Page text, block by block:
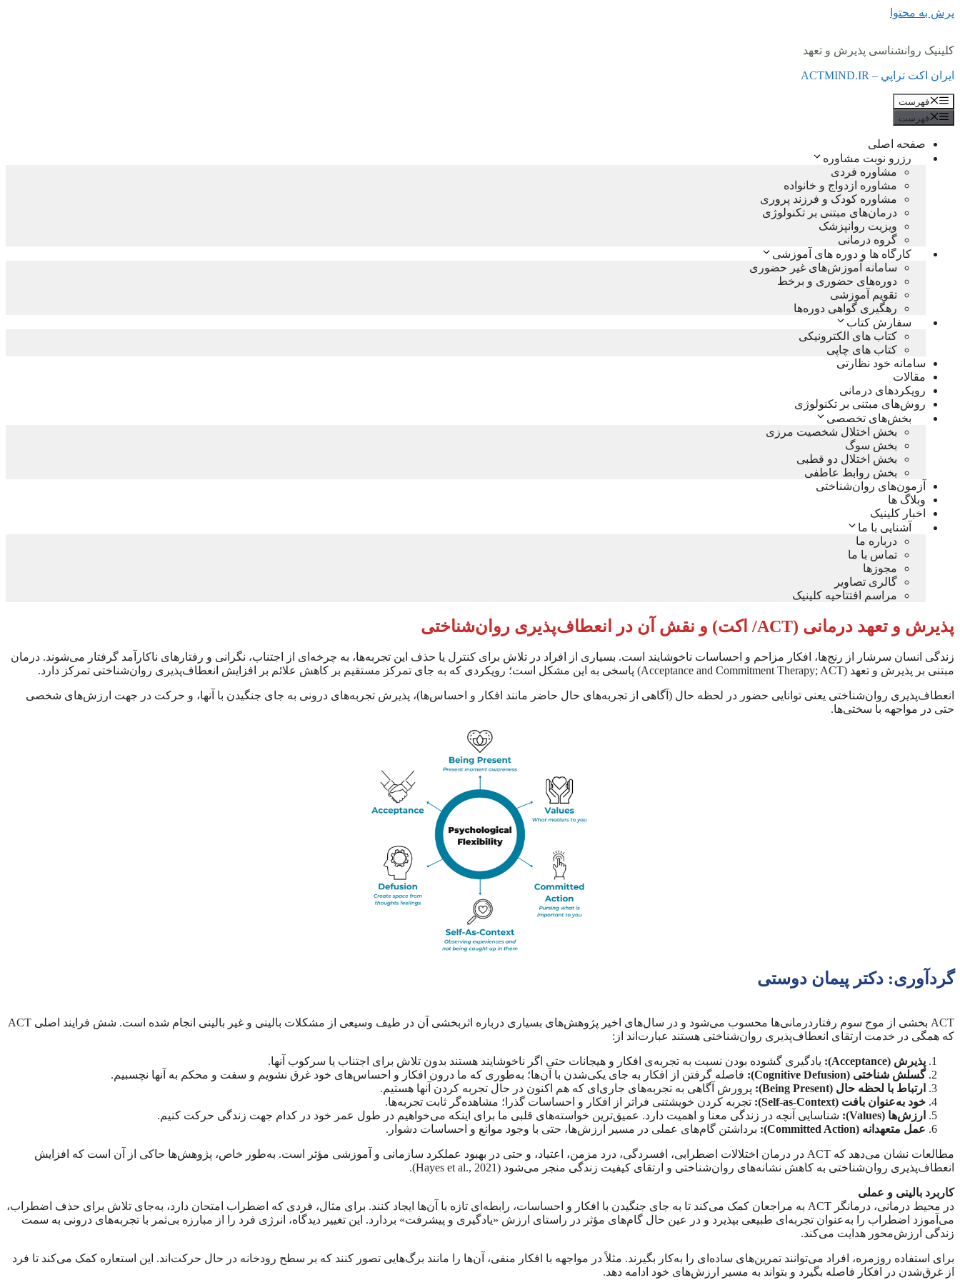
پرش به محتوا
کلینیک روانشناسی پذیرش و تعهد
ايران اكت تراپي – ACTMIND.IR
فهرست
فهرست
صفحه اصلی
رزرو نوبت مشاوره
مشاوره فردی
مشاوره ازدواج و خانواده
مشاوره کودک و فرزند پروری
درمان‌های مبتنی بر تکنولوژی
ویزیت روانپزشک
گروه درمانی
کارگاه ها و دوره های آموزشی
سامانه آموزش‌های غیر حضوری
دوره‌های حضوری و برخط
تقویم آموزشی
رهگیری گواهی دوره‌ها
سفارش کتاب
کتاب های الکترونیکی
کتاب های چاپی
سامانه خود نظارتی
مقالات
رویکردهای درمانی
روش‌های مبتنی بر تکنولوژی
بخش‌های تخصصی
بخش اختلال شخصیت مرزی
بخش سوگ
بخش اختلال دو قطبی
بخش روابط عاطفی
آزمون‌های روان‌شناختی
وبلاگ ها
اخبار کلینیک
آشنایی با ما
درباره ما
تماس با ما
مجوزها
گالری تصاویر
مراسم افتتاحیه کلینیک
پذیرش و تعهد درمانی (ACT/ اکت) و نقش آن در انعطاف‌پذیری روان‌شناختی
زندگی انسان سرشار از رنج‌ها، افکار مزاحم و احساسات ناخوشایند است. بسیاری از افراد در تلاش برای کنترل یا حذف این تجربه‌ها، به چرخه‌ای از اجتناب، نگرانی و رفتارهای ناکارآمد گرفتار می‌شوند. درمان
مبتنی بر پذیرش و تعهد (Acceptance and Commitment Therapy; ACT) پاسخی به این مشکل است؛ رویکردی که به جای تمرکز مستقیم بر کاهش علائم بر افزایش انعطاف‌پذیری روان‌شناختی تمرکز دارد.
انعطاف‌پذیری روان‌شناختی یعنی توانایی حضور در لحظه حال (آگاهی از تجربه‌های حال حاضر مانند افکار و احساس‌ها)، پذیرش تجربه‌های درونی به جای جنگیدن با آنها، و حرکت در جهت ارزش‌های شخصی
حتی در مواجهه با سختی‌ها.
گردآوری: دکتر پیمان دوستی
ACT بخشی از موج سوم رفتاردرمانی‌ها محسوب می‌شود و در سال‌های اخیر پژوهش‌های بسیاری درباره اثربخشی آن در طیف وسیعی از مشکلات بالینی و غیر بالینی انجام شده است. شش فرایند اصلی ACT
که همگی در خدمت ارتقای انعطاف‌پذیری روان‌شناختی هستند عبارت‌اند از:
پذیرش (Acceptance):
یادگیری گشوده بودن نسبت به تجربه‌ی افکار و هیجانات حتی اگر ناخوشایند هستند بدون تلاش برای اجتناب یا سرکوب آنها.
گسلش شناختی (Cognitive Defusion):
فاصله گرفتن از افکار به جای یکی‌شدن با آن‌ها؛ به‌طوری که ما درون افکار و احساس‌های خود غرق نشویم و سفت و محکم به آنها نچسبیم.
ارتباط با لحظه حال (Being Present):
پرورش آگاهی به تجربه‌های جاری‌ای که هم اکنون در حال تجربه کردن آنها هستیم.
خود به‌عنوان بافت (Self-as-Context):
تجربه کردن خویشتنی فراتر از افکار و احساسات گذرا؛ مشاهده‌گر ثابت تجربه‌ها.
ارزش‌ها (Values):
شناسایی آنچه در زندگی معنا و اهمیت دارد. عمیق‌ترین خواسته‌های قلبی ما برای اینکه می‌خواهیم در طول عمر خود در کدام جهت زندگی حرکت کنیم.
عمل متعهدانه (Committed Action):
برداشتن گام‌های عملی در مسیر ارزش‌ها، حتی با وجود موانع و احساسات دشوار.
مطالعات نشان می‌دهد که ACT در درمان اختلالات اضطرابی، افسردگی، درد مزمن، اعتیاد، و حتی در بهبود عملکرد سازمانی و آموزشی مؤثر است. به‌طور خاص، پژوهش‌ها حاکی از آن است که افزایش
انعطاف‌پذیری روان‌شناختی به کاهش نشانه‌های روان‌شناختی و ارتقای کیفیت زندگی منجر می‌شود (Hayes et al., 2021).
کاربرد بالینی و عملی
در محیط درمانی، درمانگر ACT به مراجعان کمک می‌کند تا به جای جنگیدن با افکار و احساسات، رابطه‌ای تازه با آن‌ها ایجاد کنند. برای مثال، فردی که اضطراب امتحان دارد، به‌جای تلاش برای حذف اضطراب،
می‌آموزد اضطراب را به‌عنوان تجربه‌ای طبیعی بپذیرد و در عین حال گام‌های مؤثر در راستای ارزش «یادگیری و پیشرفت» بردارد. این تغییر دیدگاه، انرژی فرد را از مبارزه بی‌ثمر با تجربه‌های درونی به سمت
زندگی ارزش‌محور هدایت می‌کند.
برای استفاده روزمره، افراد می‌توانند تمرین‌های ساده‌ای را به‌کار بگیرند. مثلاً در مواجهه با افکار منفی، آن‌ها را مانند برگ‌هایی تصور کنند که بر سطح رودخانه در حال حرکت‌اند. این استعاره کمک می‌کند تا فرد
از غرق‌شدن در افکار فاصله بگیرد و بتواند به مسیر ارزش‌های خود ادامه دهد.